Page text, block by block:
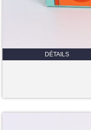
DÉTAILS